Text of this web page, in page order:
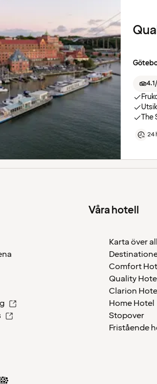
The
24
Våra hotell
Karta över
Comfort
Quality
Clarion
Home Hotel
Stopover
Fristående